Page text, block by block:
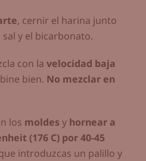
, cernir el harina junto
y el bicarbonato.
con la velocidad baja
bien. No mezclar en
los moldes y hornear a
(176 C) por 40-45
introduzcas un palillo y